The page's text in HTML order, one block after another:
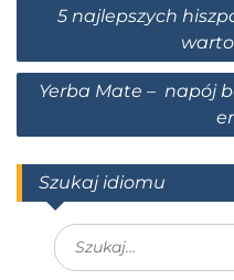
5 najlepszych
Yerba Mate – napój
Szukaj idiomu